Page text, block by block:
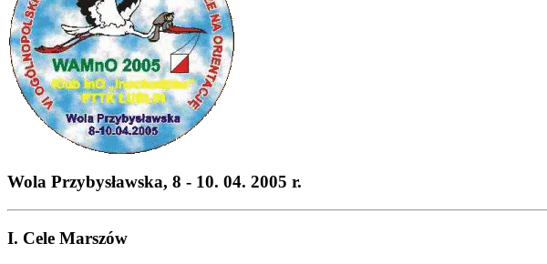
Wola Przybysławska, 8 - 10. 04. 2005 r.
I. Cele Marszów